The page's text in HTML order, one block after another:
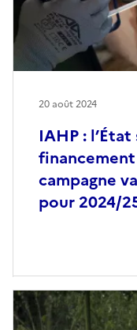
IAHP : l’État
campagne
pour 2024/
20 août 2024